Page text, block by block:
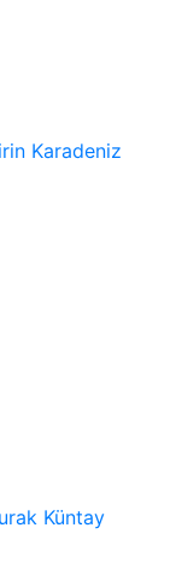
Karadeniz
Küntay